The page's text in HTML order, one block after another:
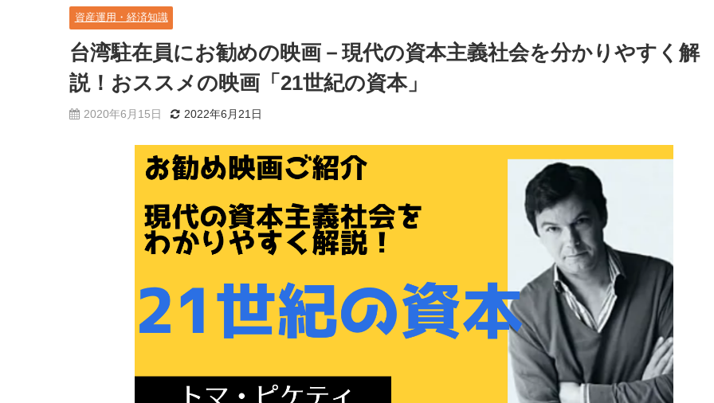
資産運用・経済知識
台湾駐在員にお勧めの映画－現代の資本主義社会を分かりやすく解
説！おススメの映画「21世紀の資本」
2020年6月15日 2022年6月21日